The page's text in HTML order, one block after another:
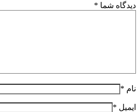
دیدگاه شما *
نام *
ایمیل *